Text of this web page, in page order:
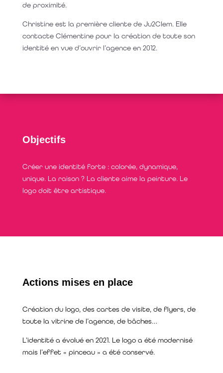
de proximité.
Christine est la première cliente de Ju2Clem. Elle
contacte Clémentine pour la création de toute son
identité en vue d’ouvrir l’agence en 2012.
Objectifs
Créer une identité forte : colorée, dynamique,
unique. La raison ? La cliente aime la peinture. Le
logo doit être artistique.
Création du logo, des cartes de visite, de flyers, de
toute la vitrine de l’agence, de bâches…
L’identité a évolué en 2021. Le logo a été modernisé
mais l’effet « pinceau » a été conservé.
Actions mises en place